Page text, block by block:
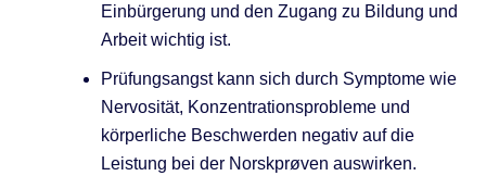
Einbürgerung und den Zugang zu Bildung und
Arbeit wichtig ist.
Prüfungsangst kann sich durch Symptome wie
Nervosität, Konzentrationsprobleme und
körperliche Beschwerden negativ auf die
Leistung bei der Norskprøven auswirken.